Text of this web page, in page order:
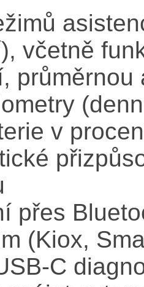
včetně
průměrnou
v
přes
(Kiox,